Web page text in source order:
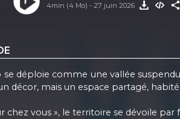
4min (4 Mo) - 27 juin 2026
se déploie comme une vallée
décor, mais un espace partagé,
chez vous », le territoire se dévoile